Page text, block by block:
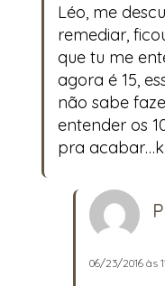
Léo, me
remediar,
que tu me
agora é 15,
não sabe
entender os
pra
06/23/2016 às